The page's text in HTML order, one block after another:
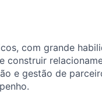
com grande
e gestão de